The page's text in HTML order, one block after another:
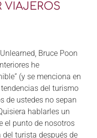
VIAJEROS
Bruce Poon
he
(y se menciona en
del turismo
de ustedes no sepan
hablarles un
el punto de nosotros
del turista después de